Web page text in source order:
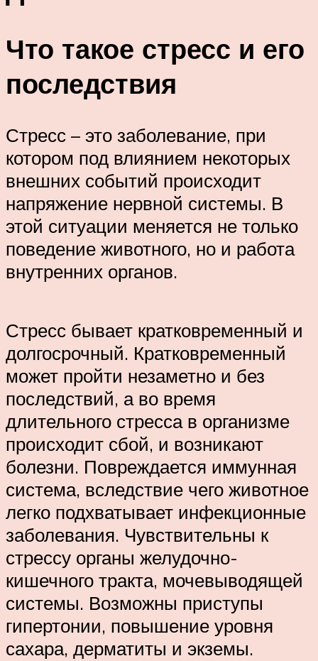
Что такое стресс и его
последствия
Стресс – это заболевание, при
котором под влиянием некоторых
внешних событий происходит
напряжение нервной системы. В
этой ситуации меняется не только
поведение животного, но и работа
внутренних органов.
Стресс бывает кратковременный и
долгосрочный. Кратковременный
может пройти незаметно и без
последствий, а во время
длительного стресса в организме
происходит сбой, и возникают
болезни. Повреждается иммунная
система, вследствие чего животное
легко подхватывает инфекционные
заболевания. Чувствительны к
стрессу органы желудочно-
кишечного тракта, мочевыводящей
системы. Возможны приступы
гипертонии, повышение уровня
сахара, дерматиты и экземы.